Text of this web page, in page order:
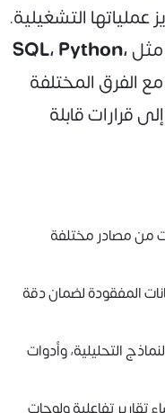
التشغيلية.
SQL، Python،
الفرق المختلفة
قرارات قابلة
من مصادر مختلفة
المفقودة لضمان دقة
التحليلية، وأدوات
تقارير تفاعلية ولوحات